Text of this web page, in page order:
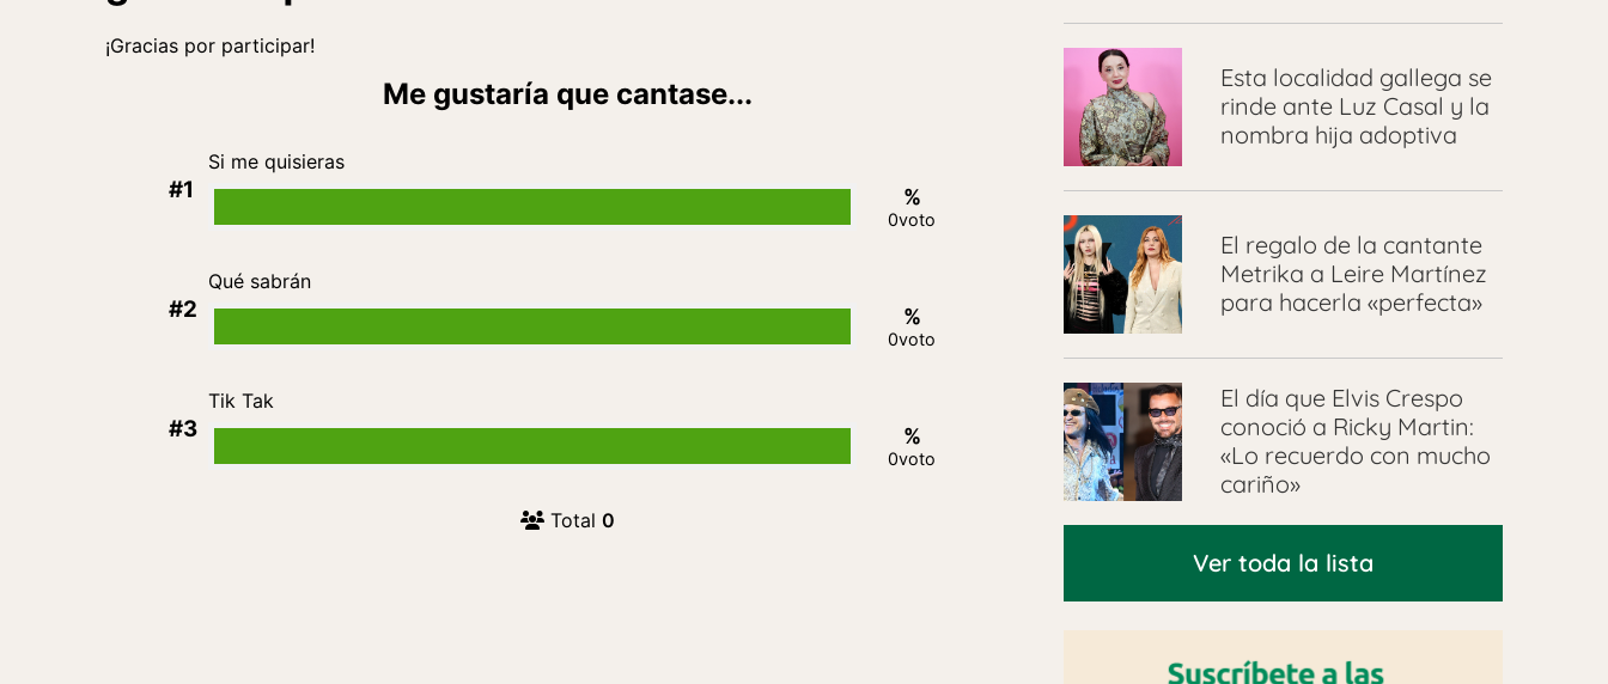
Esta localidad gallega se
rinde ante Luz Casal y la
nombra hija adoptiva
El regalo de la cantante
Metrika a Leire Martínez
para hacerla «perfecta»
El día que Elvis Crespo
conoció a Ricky Martin:
«Lo recuerdo con mucho
cariño»
Ver toda la lista